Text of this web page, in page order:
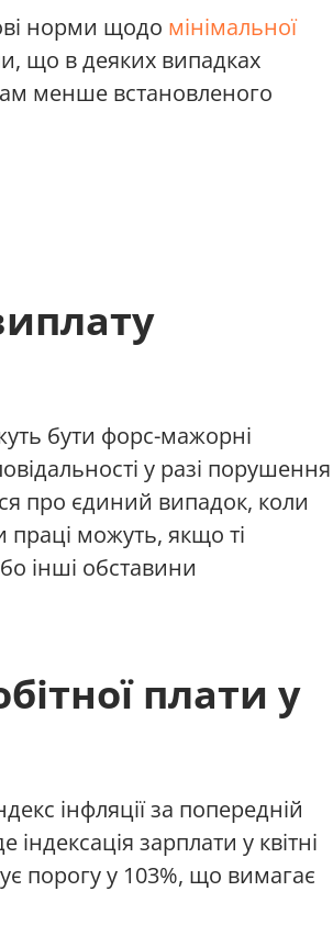
норми щодо мінімальної
що в деяких випадках
менше встановленого
бути форс-мажорні
у разі порушення
про єдиний випадок, коли
можуть, якщо ті
інші обставини
плати у
інфляції за попередній
зарплати у квітні
порогу у 103%, що вимагає